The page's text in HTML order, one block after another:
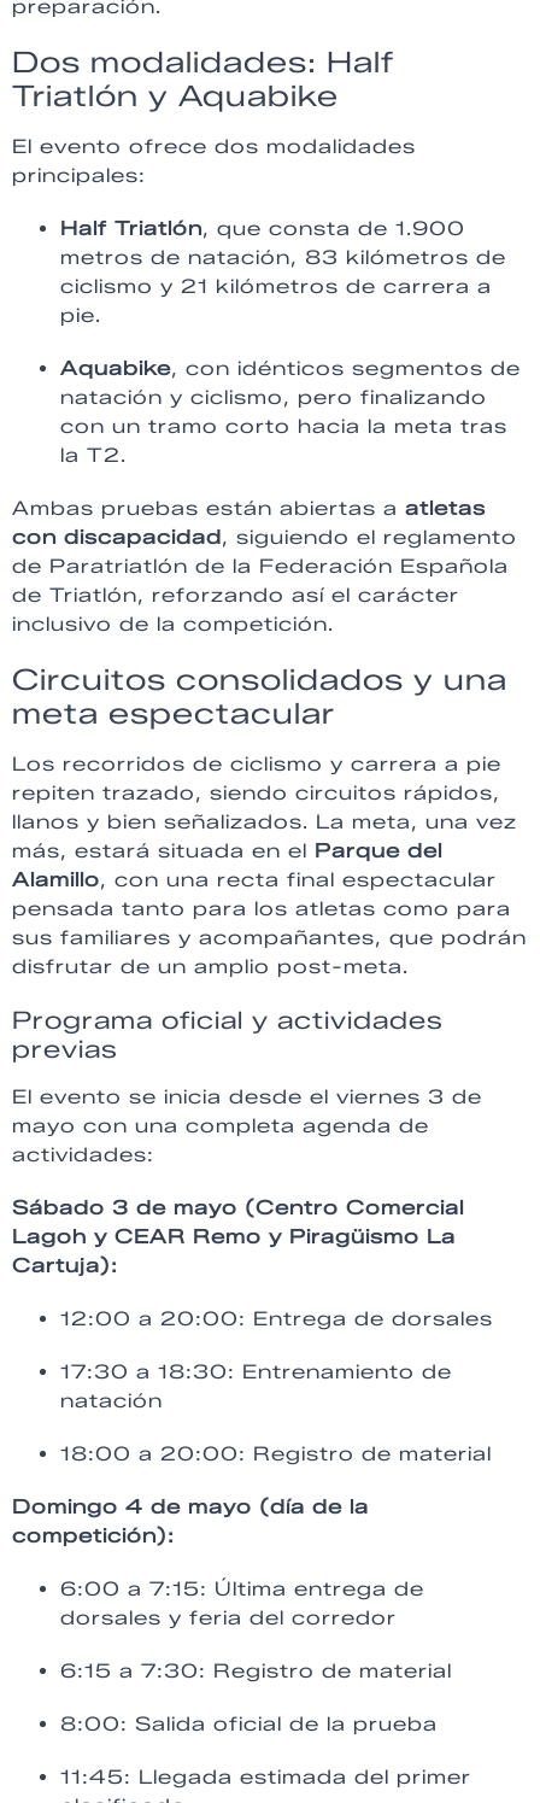
preparación.
Dos modalidades: Half
Triatlón y Aquabike
El evento ofrece dos modalidades
principales:
Half Triatlón, que consta de 1.900
metros de natación, 83 kilómetros de
ciclismo y 21 kilómetros de carrera a
pie.
Aquabike, con idénticos segmentos de
natación y ciclismo, pero finalizando
con un tramo corto hacia la meta tras
la T2.
Ambas pruebas están abiertas a atletas
con discapacidad, siguiendo el reglamento
de Paratriatlón de la Federación Española
de Triatlón, reforzando así el carácter
inclusivo de la competición.
Circuitos consolidados y una
meta espectacular
Los recorridos de ciclismo y carrera a pie
repiten trazado, siendo circuitos rápidos,
llanos y bien señalizados. La meta, una vez
más, estará situada en el Parque del
Alamillo, con una recta final espectacular
pensada tanto para los atletas como para
sus familiares y acompañantes, que podrán
disfrutar de un amplio post-meta.
Programa oficial y actividades
previas
El evento se inicia desde el viernes 3 de
mayo con una completa agenda de
actividades:
Sábado 3 de mayo (Centro Comercial
Lagoh y CEAR Remo y Piragüismo La
Cartuja):
12:00 a 20:00: Entrega de dorsales
17:30 a 18:30: Entrenamiento de
natación
18:00 a 20:00: Registro de material
Domingo 4 de mayo (día de la
competición):
6:00 a 7:15: Última entrega de
dorsales y feria del corredor
6:15 a 7:30: Registro de material
8:00: Salida oficial de la prueba
11:45: Llegada estimada del primer